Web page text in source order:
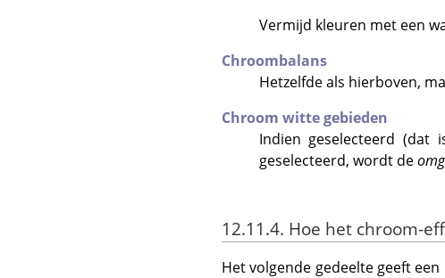
Vermijd kleuren met een
Chroombalans
Hetzelfde als hierboven,
Chroom witte gebieden
Indien geselecteerd (dat
geselecteerd, wordt de
12.11.4. Hoe het chroom-
Het volgende gedeelte geeft